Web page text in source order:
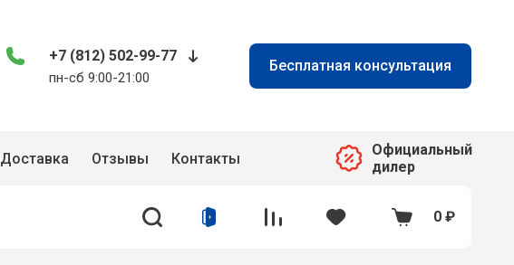
+7 (812) 502-99-77
пн-сб 9:00-21:00
Бесплатная консультация
Доставка Отзывы Контакты
Официальный
дилер
0 ₽